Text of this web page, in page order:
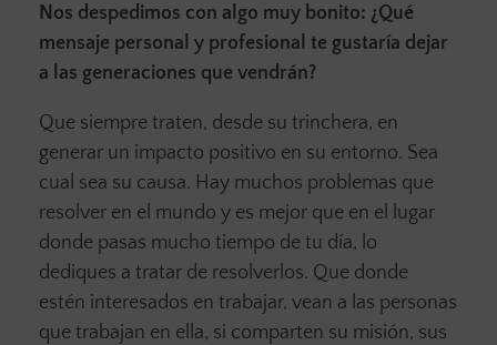
Nos despedimos con algo muy bonito: ¿Qué
mensaje personal y profesional te gustaría dejar
a las generaciones que vendrán?
Que siempre traten, desde su trinchera, en
generar un impacto positivo en su entorno. Sea
cual sea su causa. Hay muchos problemas que
resolver en el mundo y es mejor que en el lugar
donde pasas mucho tiempo de tu día, lo
dediques a tratar de resolverlos. Que donde
estén interesados en trabajar, vean a las personas
que trabajan en ella, si comparten su misión, sus